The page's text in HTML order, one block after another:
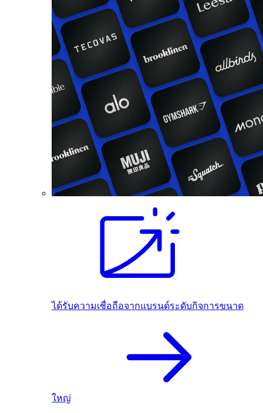
ได้รับความเชื่อถือจากแบรนด์ระดับกิจการขนาด
ใหญ่